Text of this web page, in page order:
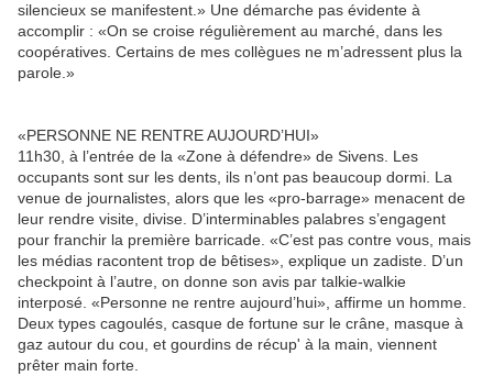
silencieux se manifestent.» Une démarche pas évidente à
accomplir : «On se croise régulièrement au marché, dans les
coopératives. Certains de mes collègues ne m’adressent plus la
parole.»
«PERSONNE NE RENTRE AUJOURD’HUI»
11h30, à l’entrée de la «Zone à défendre» de Sivens. Les
occupants sont sur les dents, ils n’ont pas beaucoup dormi. La
venue de journalistes, alors que les «pro-barrage» menacent de
leur rendre visite, divise. D’interminables palabres s’engagent
pour franchir la première barricade. «C’est pas contre vous, mais
les médias racontent trop de bêtises», explique un zadiste. D’un
checkpoint à l’autre, on donne son avis par talkie-walkie
interposé. «Personne ne rentre aujourd’hui», affirme un homme.
Deux types cagoulés, casque de fortune sur le crâne, masque à
gaz autour du cou, et gourdins de récup' à la main, viennent
prêter main forte.